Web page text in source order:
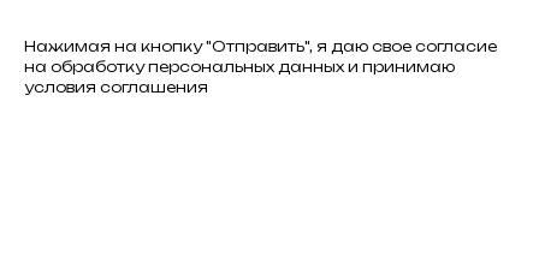
Нажимая на кнопку "Отправить", я даю свое согласие
на обработку персональных данных и принимаю
условия соглашения